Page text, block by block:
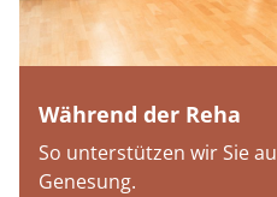
Während der Reha
So unterstützen wir Sie
Genesung.